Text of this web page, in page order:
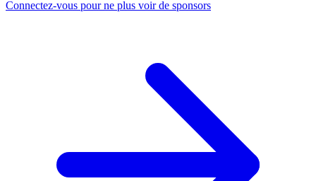
Connectez-vous pour ne plus voir de sponsors